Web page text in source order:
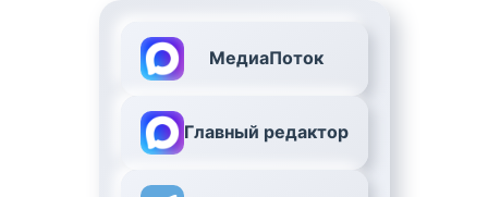
МедиаПоток
Главный редактор